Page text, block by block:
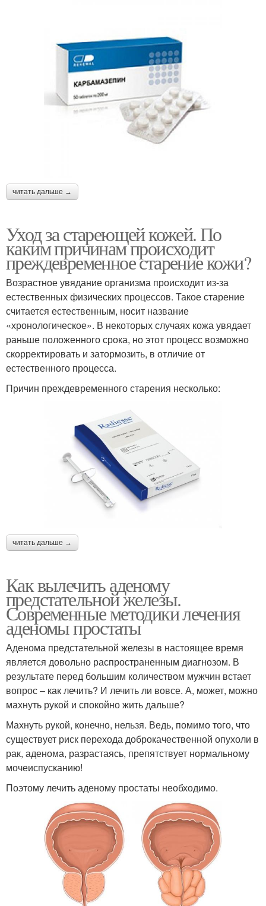
читать дальше →
Уход за стареющей кожей. По
каким причинам происходит
преждевременное старение кожи?
Возрастное увядание организма происходит из-за
естественных физических процессов. Такое старение
считается естественным, носит название
«хронологическое». В некоторых случаях кожа увядает
раньше положенного срока, но этот процесс возможно
скорректировать и затормозить, в отличие от
естественного процесса.
Причин преждевременного старения несколько:
читать дальше →
Как вылечить аденому
предстательной железы.
Современные методики лечения
аденомы простаты
Аденома предстательной железы в настоящее время
является довольно распространенным диагнозом. В
результате перед большим количеством мужчин встает
вопрос – как лечить? И лечить ли вовсе. А, может, можно
махнуть рукой и спокойно жить дальше?
Махнуть рукой, конечно, нельзя. Ведь, помимо того, что
существует риск перехода доброкачественной опухоли в
рак, аденома, разрастаясь, препятствует нормальному
мочеиспусканию!
Поэтому лечить аденому простаты необходимо.